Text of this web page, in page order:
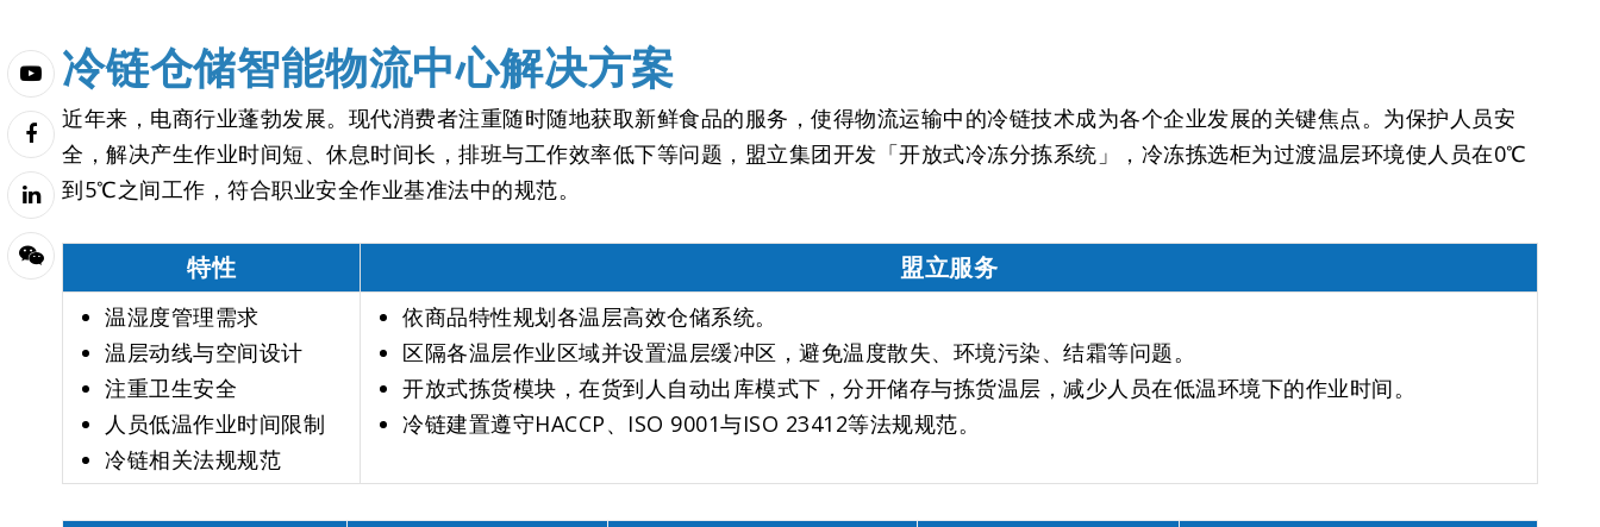
冷链仓储智能物流中心解决方案
近年来，电商行业蓬勃发展。现代消费者注重随时随地获取新鲜食品的服务，使得物流运输中的冷链技术成为各个企业发展的关键焦点。为保护人员安
全，解决产生作业时间短、休息时间长，排班与工作效率低下等问题，盟立集团开发「开放式冷冻分拣系统」，冷冻拣选柜为过渡温层环境使人员在0℃
到5℃之间工作，符合职业安全作业基准法中的规范。
特性 盟立服务
温湿度管理需求
温层动线与空间设计
注重卫生安全
人员低温作业时间限制
冷链相关法规规范
依商品特性规划各温层高效仓储系统。
区隔各温层作业区域并设置温层缓冲区，避免温度散失、环境污染、结霜等问题。
开放式拣货模块，在货到人自动出库模式下，分开储存与拣货温层，减少人员在低温环境下的作业时间。
冷链建置遵守HACCP、ISO 9001与ISO 23412等法规规范。